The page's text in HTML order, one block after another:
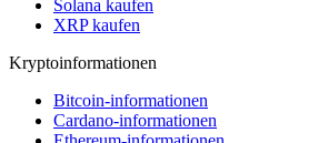
Solana kaufen
XRP kaufen
Kryptoinformationen
Bitcoin-informationen
Cardano-informationen